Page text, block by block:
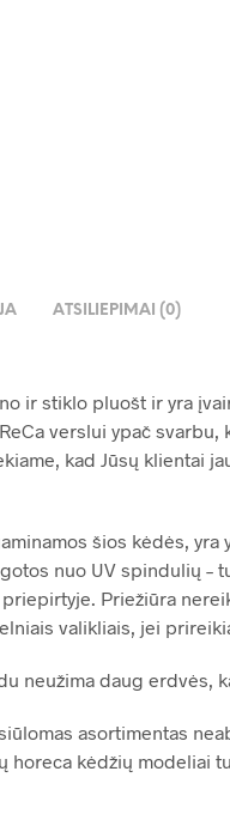
ATSILIEPIMAI (0)
ir stiklo pluošt ir yra
verslui ypač svarbu,
kad Jūsų klientai
šios kėdės, yra
nuo UV spindulių –
Priežiūra
valikliais, jei
neužima daug erdvės,
asortimentas
horeca kėdžių modeliai